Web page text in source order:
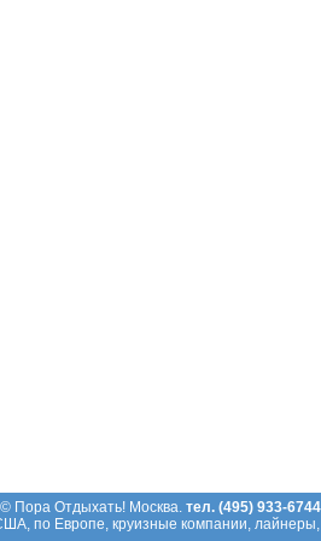
Пора Отдыхать! Москва. тел. (495) 933-6744
по Европе, круизные компании, лайнеры,